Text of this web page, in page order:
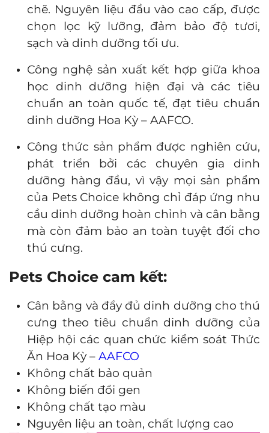
chẽ. Nguyên liệu đầu vào cao cấp, được
chọn lọc kỹ lưỡng, đảm bảo độ tươi,
sạch và dinh dưỡng tối ưu.
Công nghệ sản xuất kết hợp giữa khoa
học dinh dưỡng hiện đại và các tiêu
chuẩn an toàn quốc tế, đạt tiêu chuẩn
dinh dưỡng Hoa Kỳ – AAFCO.
Công thức sản phẩm được nghiên cứu,
phát triển bởi các chuyên gia dinh
dưỡng hàng đầu, vì vậy mọi sản phẩm
của Pets Choice không chỉ đáp ứng nhu
cầu dinh dưỡng hoàn chỉnh và cân bằng
mà còn đảm bảo an toàn tuyệt đối cho
thú cưng.
Pets Choice cam kết:
Cân bằng và đầy đủ dinh dưỡng cho thú
cưng theo tiêu chuẩn dinh dưỡng của
Hiệp hội các quan chức kiểm soát Thức
Ăn Hoa Kỳ – AAFCO
Không chất bảo quản
Không biến đổi gen
Không chất tạo màu
Nguyên liệu an toàn, chất lượng cao